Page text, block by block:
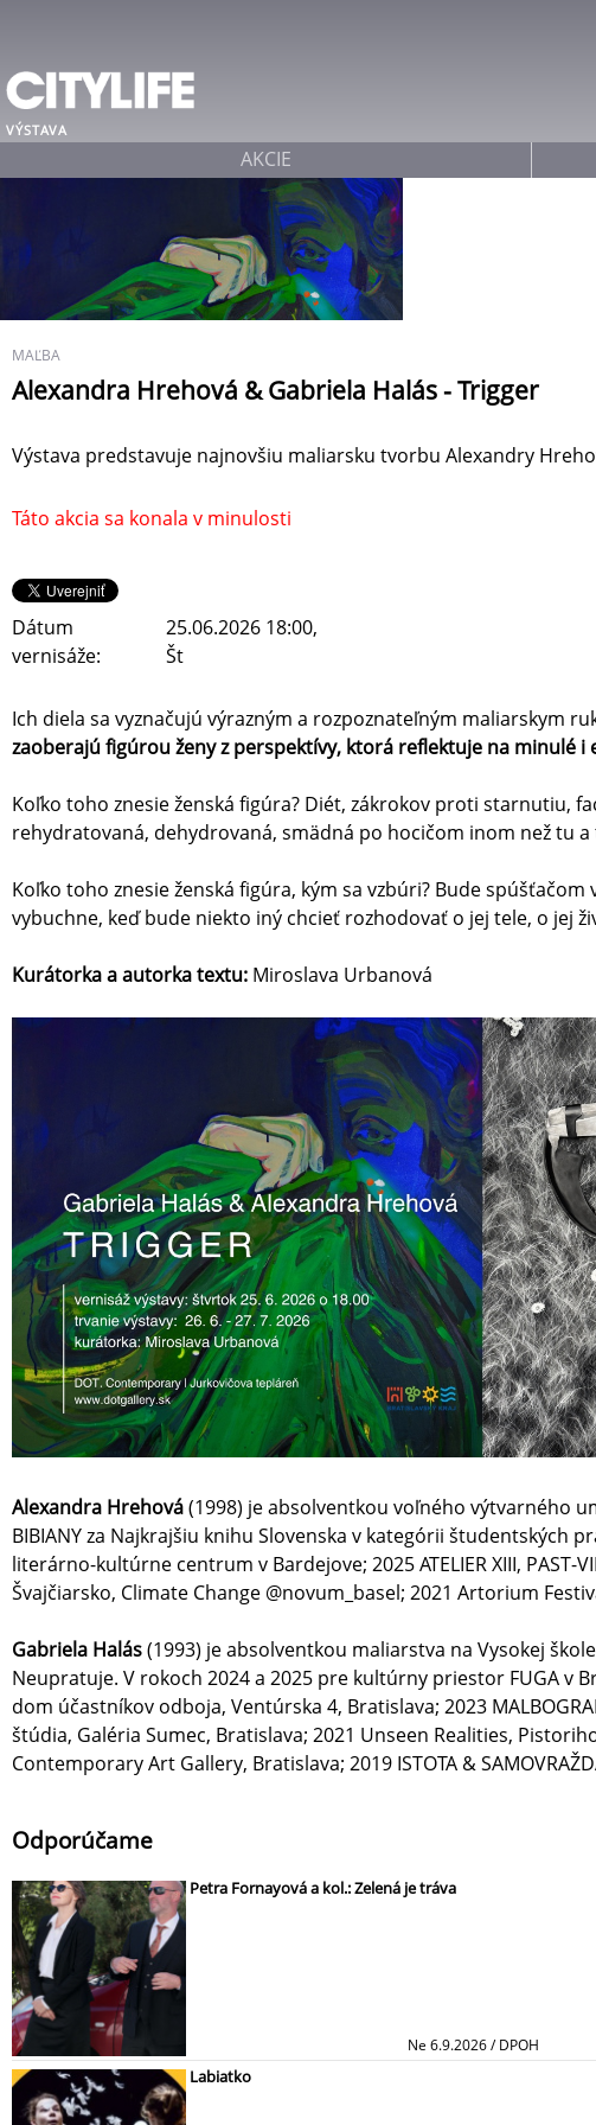
VÝSTAVA
MAĽBA
Alexandra Hrehová & Gabriela Halás - Trigger
Výstava predstavuje najnovšiu maliarsku tvorbu Alexandry
Táto akcia sa konala v minulosti
Dátum
vernisáže:
25.06.2026 18:00,
Št
Ich diela sa vyznačujú výrazným a rozpoznateľným maliarskym
zaoberajú figúrou ženy z perspektívy, ktorá reflektuje na minulé
Koľko toho znesie ženská figúra? Diét, zákrokov proti starnutiu,
rehydratovaná, dehydrovaná, smädná po hocičom inom než tu
Koľko toho znesie ženská figúra, kým sa vzbúri? Bude
vybuchne, keď bude niekto iný chcieť rozhodovať o jej tele, o jej
Kurátorka a autorka textu: Miroslava Urbanová
Alexandra Hrehová(1998) je absolventkou voľného výtvarného
BIBIANY za Najkrajšiu knihu Slovenska v kategórii študentských
literárno-kultúrne centrum v Bardejove; 2025 ATELIER XIII, PAST-
Švajčiarsko, Climate Change @novum_basel; 2021 Artorium
Gabriela Halás(1993) je absolventkou maliarstva na Vysokej
Neupratuje. V rokoch 2024 a 2025 pre kultúrny priestor FUGA v
dom účastníkov odboja, Ventúrska 4, Bratislava; 2023
štúdia, Galéria Sumec, Bratislava; 2021 Unseen Realities, Pistoriho
Contemporary Art Gallery, Bratislava; 2019 ISTOTA &
Odporúčame
Petra Fornayová a kol.: Zelená je tráva
Ne 6.9.2026 / DPOH
Labiatko
AKCIE